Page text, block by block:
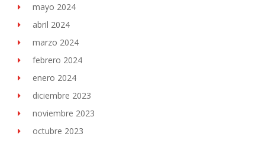
mayo 2024
abril 2024
marzo 2024
febrero 2024
enero 2024
diciembre 2023
noviembre 2023
octubre 2023